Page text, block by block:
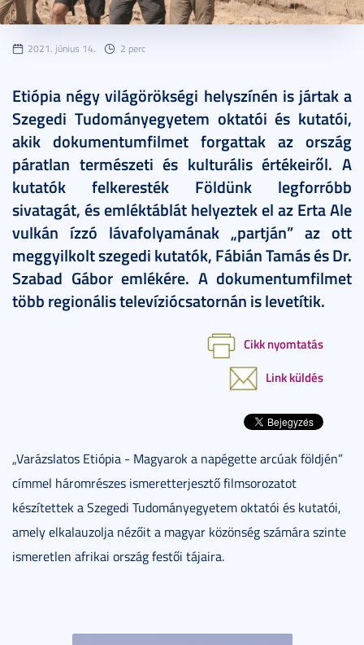
2021. június 14. 2 perc
Etiópia négy világörökségi helyszínén is jártak a
Szegedi Tudományegyetem oktatói és kutatói,
akik dokumentumfilmet forgattak az ország
páratlan természeti és kulturális értékeiről. A
kutatók felkeresték Földünk legforróbb
sivatagát, és emléktáblát helyeztek el az Erta Ale
vulkán ízzó lávafolyamának „partján” az ott
meggyilkolt szegedi kutatók, Fábián Tamás és Dr.
Szabad Gábor emlékére. A dokumentumfilmet
több regionális televíziócsatornán is levetítik.
Cikk nyomtatás
Link küldés
„Varázslatos Etiópia - Magyarok a napégette arcúak földjén”
címmel háromrészes ismeretterjesztő filmsorozatot
készítettek a Szegedi Tudományegyetem oktatói és kutatói,
amely elkalauzolja nézőit a magyar közönség számára szinte
ismeretlen afrikai ország festői tájaira.